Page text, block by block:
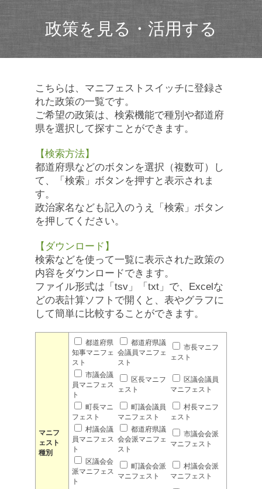
政策を見る・活用する
こちらは、マニフェストスイッチに登録さ
れた政策の一覧です。
ご希望の政策は、検索機能で種別や都道府
県を選択して探すことができます。
【検索方法】
都道府県などのボタンを選択（複数可）し
て、「検索」ボタンを押すと表示されま
す。
政治家名なども記入のうえ「検索」ボタン
を押してください。
【ダウンロード】
検索などを使って一覧に表示された政策の
内容をダウンロードできます。
ファイル形式は「tsv」「txt」で、Excelな
どの表計算ソフトで開くと、表やグラフに
して簡単に比較することができます。
マニフ
ェスト
種別
都道府県
知事マニフェ
スト
都道府県議
会議員マニフェ
スト
市長マニフ
ェスト
市議会議
員マニフェス
ト
区長マニフ
ェスト
区議会議員
マニフェスト
町長マニ
フェスト
町議会議員
マニフェスト
村長マニフ
ェスト
村議会議
員マニフェス
ト
都道府県議
会会派マニフェ
スト
市議会会派
マニフェスト
区議会会
派マニフェス
ト
町議会会派
マニフェスト
村議会会派
マニフェスト